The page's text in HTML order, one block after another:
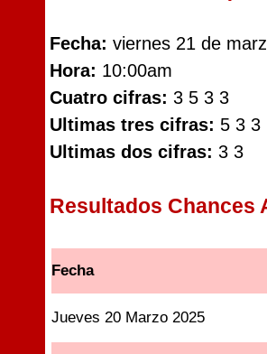
Fecha: viernes 21 de
Hora: 10:00am
Cuatro cifras: 3 5 3 3
Ultimas tres cifras: 5 3 3
Ultimas dos cifras: 3 3
Resultados Chances
Fecha
Jueves 20 Marzo 2025